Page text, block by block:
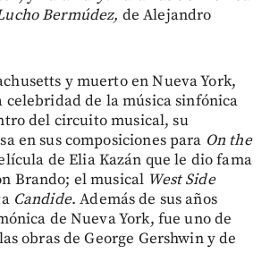
Bermúdez, de Alejandro
y muerto en Nueva York,
celebridad de la música sinfónica
del circuito musical, su
en sus composiciones para On the
de Elia Kazán que le dio fama
Brando; el musical West Side
Candide. Además de sus años
de Nueva York, fue uno de
obras de George Gershwin y de